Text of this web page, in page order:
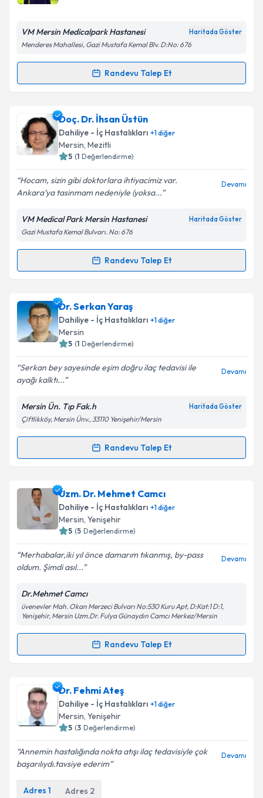
Kişisel verilerimin işlenmesine ilişkinAydınlatma
Metni'ni okudum ve kişisel verilerimin belirtilen
kapsamda işlenmesini kabul ediyorum.
VM Mersin Medicalpark Hastanesi Haritada Göster
Menderes Mahallesi, Gazi Mustafa Kemal Blv. D:No: 676
Randevu Talep Et
Randevu Takvimi Talebi
Prof. Dr. Erdinç Nayıriçin randevu takvimi talebi
oluşturun. Size bu uzmandan randevu almanız için bir
takvim hazırlandığında e-posta ile bilgilendireceğiz.
Kişisel verilerimin işlenmesine ilişkin
Aydınlatma
Metni'ni okudum ve kişisel verilerimin belirtilen
kapsamda işlenmesini kabul ediyorum.
Doç. Dr. İhsan Üstün
Dahiliye - İç Hastalıkları +1diğer
Mersin, Mezitli
5 (1 Değerlendirme)
Hocam, sizin gibi doktorlara ihtiyacimiz var.
Ankara’ya tasinmam nedeniyle (yoksa...
Devamı
VM Medical Park Mersin Hastanesi Haritada Göster
Gazi Mustafa Kemal Bulvarı. No: 676
Randevu Talep Et
Randevu Takvimi Talebi
Doç. Dr. İhsan Üstüniçin randevu takvimi talebi
oluşturun. Size bu uzmandan randevu almanız için bir
takvim hazırlandığında e-posta ile bilgilendireceğiz.
Kişisel verilerimin işlenmesine ilişkin
Aydınlatma
Metni'ni okudum ve kişisel verilerimin belirtilen
kapsamda işlenmesini kabul ediyorum.
Dr. Serkan Yaraş
Dahiliye - İç Hastalıkları +1diğer
Mersin
5 (1 Değerlendirme)
Serkan bey sayesinde eşim doğru ilaç tedavisi ile
ayağı kalktı...
Devamı
Mersin Ün. Tıp Fak.h Haritada Göster
Çiftlikköy, Mersin Ünv., 33110 Yenişehir/Mersin
Randevu Talep Et
Randevu Takvimi Talebi
Dr. Serkan Yaraşiçin randevu takvimi talebi
oluşturun. Size bu uzmandan randevu almanız için bir
takvim hazırlandığında e-posta ile bilgilendireceğiz.
Kişisel verilerimin işlenmesine ilişkin
Metni'ni okudum ve kişisel verilerimin belirtilen
kapsamda işlenmesini kabul ediyorum.
Takvim Talebini Gönder
Uzm. Dr. Mehmet Camcı
Dahiliye - İç Hastalıkları +1diğer
Mersin, Yenişehir
5 (5 Değerlendirme)
Merhabalar,iki yıl önce damarım tıkanmış, by-pass
oldum. Şimdi asıl...
Devamı
Dr.Mehmet Camcı
üvenevler Mah. Okan Merzeci Bulvarı No:530 Kuru Apt, D:Kat:1 D:1,
Yenişehir, Mersin Uzm.Dr. Fulya Günaydın Camcı Merkez/Mersin
Randevu Talep Et
Randevu Takvimi Talebi
Uzm. Dr. Mehmet Camcı
oluşturun. Size bu uzmandan randevu almanız için bir
takvim hazırlandığında e-posta ile bilgilendireceğiz.
Kişisel verilerimin işlenmesine ilişkin
Dr. Fehmi Ateş
Dahiliye - İç Hastalıkları +1diğer
Mersin, Yenişehir
5 (3 Değerlendirme)
Annemin hastalığında nokta atışı ilaç tedavisiyle çok
başarılıydı.tavsiye ederim
Devamı
Adres 1 Adres 2